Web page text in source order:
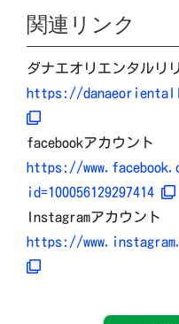
関連リンク
ダナエオリエンタルリ
https://
facebookアカウント
https://
id=100056129297414
Instagramアカウント
https://